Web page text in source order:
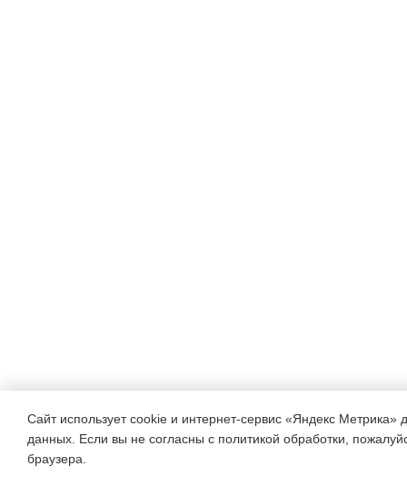
Сайт использует cookie и интернет-сервис «Яндекс Метрика»
данных. Если вы не согласны с политикой обработки,
браузера.